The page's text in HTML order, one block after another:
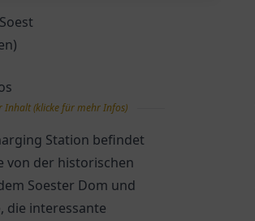
Inhalt (klicke für mehr Infos)
Station befindet
von der historischen
Soester Dom und
die interessante